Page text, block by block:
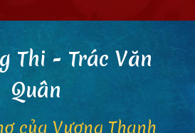
Thi - Trác Văn
Quân
của Vương Thanh